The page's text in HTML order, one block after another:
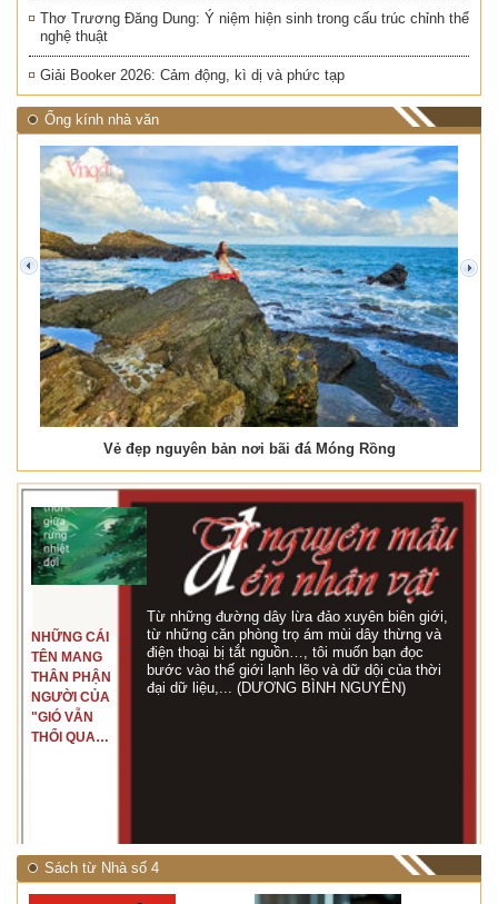
Thơ Trương Đăng Dung: Ý niệm hiện sinh trong cấu trúc chỉnh thể
nghệ thuật
Giải Booker 2026: Cảm động, kì dị và phức tạp
Ống kính nhà văn
Vẻ đẹp nguyên bản nơi bãi đá Móng Rồng
prev next
NHỮNG CÁI
TÊN MANG
THÂN PHẬN
NGƯỜI CỦA
"GIÓ VẪN
THỔI QUA
Từ những đường dây lừa đảo xuyên biên giới,
từ những căn phòng trọ ám mùi dây thừng và
điện thoại bị tắt nguồn…, tôi muốn bạn đọc
bước vào thế giới lạnh lẽo và dữ dội của thời
đại dữ liệu,... (DƯƠNG BÌNH NGUYÊN)
Sách từ Nhà số 4